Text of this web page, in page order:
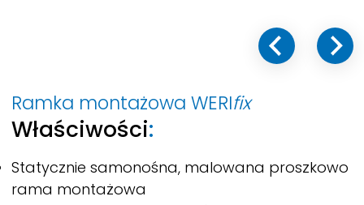
Ramka montażowa WERIfix
Właściwości:
Statycznie samonośna, malowana proszkowo
rama montażowa